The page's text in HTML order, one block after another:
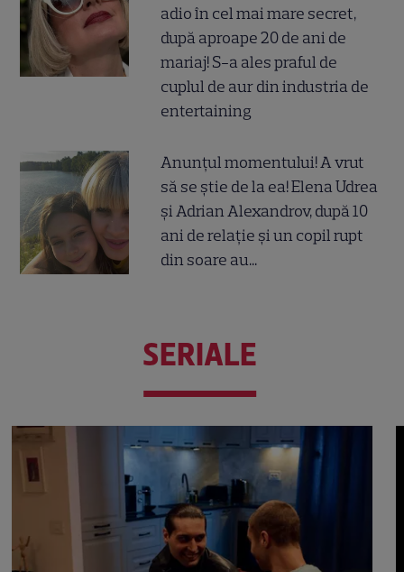
adio în cel mai mare secret,
după aproape 20 de ani de
mariaj! S-a ales praful de
cuplul de aur din industria de
entertaining
Anunțul momentului! A vrut
să se știe de la ea! Elena Udrea
și Adrian Alexandrov, după 10
ani de relație și un copil rupt
din soare au...
SERIALE